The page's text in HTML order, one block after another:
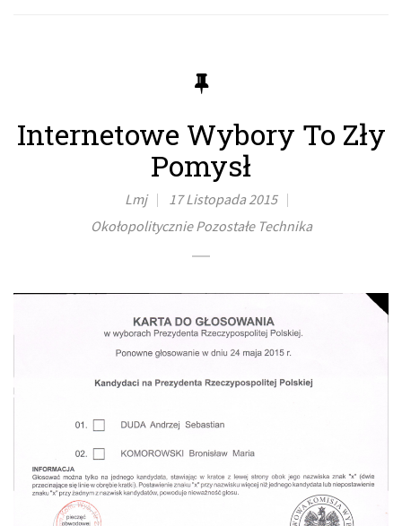
Internetowe Wybory To Zły
Pomysł
Lmj
17 Listopada 2015
Okołopolitycznie Pozostałe Technika